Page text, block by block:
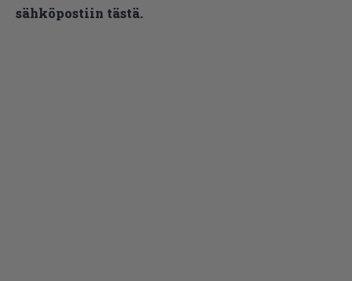
sähköpostiin tästä.